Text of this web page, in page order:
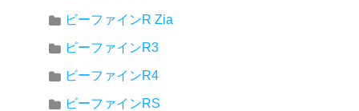
ビーファインR Zia
ビーファインR3
ビーファインR4
ビーファインRS